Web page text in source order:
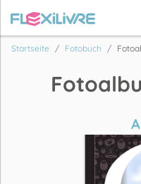
Startseite Fotobuch